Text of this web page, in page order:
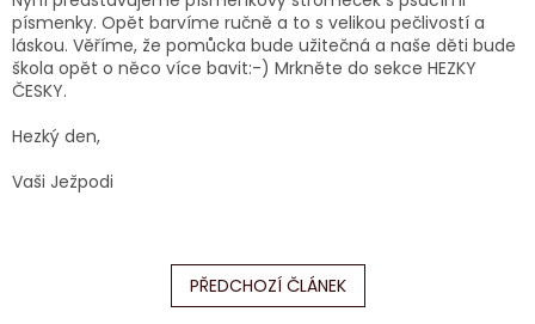
písmenky. Opět barvíme ručně a to s velikou pečlivostí a
láskou. Věříme, že pomůcka bude užitečná a naše děti bude
škola opět o něco více bavit:-) Mrkněte do sekce HEZKY
ČESKY.
Hezký den,
Vaši Ježpodi
PŘEDCHOZÍ ČLÁNEK